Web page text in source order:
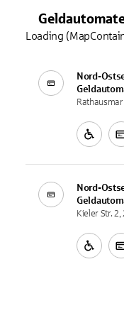
Nord-
Nord-
Kieler Str.
Loading